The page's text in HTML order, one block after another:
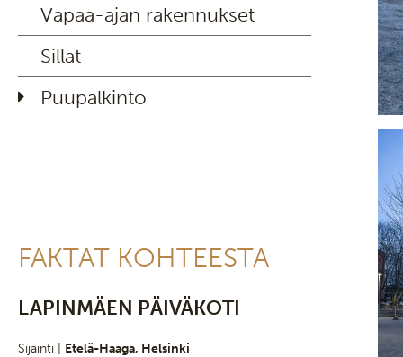
Vapaa-ajan rakennukset
Sillat
Puupalkinto
FAKTAT KOHTEESTA
LAPINMÄEN PÄIVÄKOTI
Sijainti | Etelä-Haaga, Helsinki